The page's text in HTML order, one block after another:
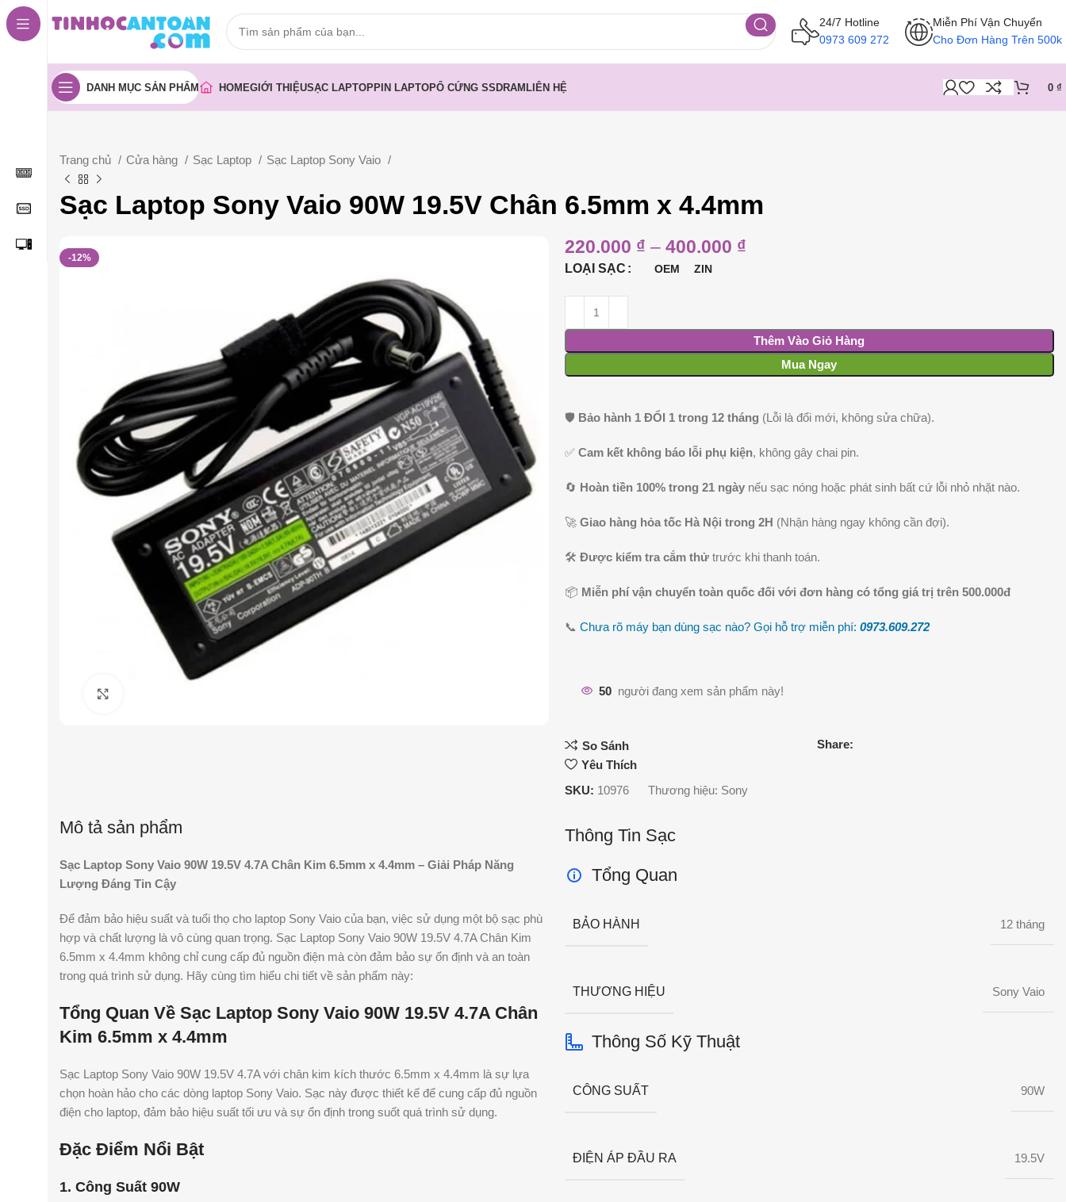
24/7 Hotline
0973 609 272
Miễn Phí Vận Chuyển
Cho Đơn Hàng Trên 500k
DANH MỤC SẢN PHẨM HOMEGIỚI THIỆUSẠC LAPTOPPIN LAPTOPỔ CỨNG SSDRAMLIÊN HỆ 0 ₫
Trang chủ Cửa hàng Sạc Laptop Sạc Laptop Sony Vaio
Sạc Laptop Sony Vaio 90W 19.5V Chân 6.5mm x 4.4mm
-12%
220.000 ₫ – 400.000 ₫
LOẠI SẠC OEM ZIN
Thêm Vào Giỏ Hàng
Mua Ngay
🛡️ Bảo hành 1 ĐỔI 1 trong 12 tháng (Lỗi là đổi mới, không sửa chữa).
✅ Cam kết không báo lỗi phụ kiện, không gây chai pin.
🔄 Hoàn tiền 100% trong 21 ngày nếu sạc nóng hoặc phát sinh bất cứ lỗi nhỏ nhặt nào.
🚀 Giao hàng hỏa tốc Hà Nội trong 2H (Nhận hàng ngay không cần đợi).
🛠️ Được kiểm tra cắm thử trước khi thanh toán.
📦 Miễn phí vận chuyển toàn quốc đối với đơn hàng có tổng giá trị trên 500.000đ
📞 Chưa rõ máy bạn dùng sạc nào? Gọi hỗ trợ miễn phí: 0973.609.272
50 người đang xem sản phẩm này!
So Sánh
Yêu Thích
Share:
SKU: 10976 Thương hiệu: Sony
Mô tả sản phẩm
Sạc Laptop Sony Vaio 90W 19.5V 4.7A Chân Kim 6.5mm x 4.4mm – Giải Pháp Năng
Lượng Đáng Tin Cậy
Để đảm bảo hiệu suất và tuổi thọ cho laptop Sony Vaio của bạn, việc sử dụng một bộ sạc phù
hợp và chất lượng là vô cùng quan trọng. Sạc Laptop Sony Vaio 90W 19.5V 4.7A Chân Kim
6.5mm x 4.4mm không chỉ cung cấp đủ nguồn điện mà còn đảm bảo sự ổn định và an toàn
trong quá trình sử dụng. Hãy cùng tìm hiểu chi tiết về sản phẩm này:
Tổng Quan Về Sạc Laptop Sony Vaio 90W 19.5V 4.7A Chân
Kim 6.5mm x 4.4mm
Sạc Laptop Sony Vaio 90W 19.5V 4.7A với chân kim kích thước 6.5mm x 4.4mm là sự lựa
chọn hoàn hảo cho các dòng laptop Sony Vaio. Sạc này được thiết kế để cung cấp đủ nguồn
điện cho laptop, đảm bảo hiệu suất tối ưu và sự ổn định trong suốt quá trình sử dụng.
Đặc Điểm Nổi Bật
1. Công Suất 90W
Thông Tin Sạc
Tổng Quan
BẢO HÀNH 12 tháng
THƯƠNG HIỆU Sony Vaio
Thông Số Kỹ Thuật
CÔNG SUẤT 90W
ĐIỆN ÁP ĐẦU RA 19.5V